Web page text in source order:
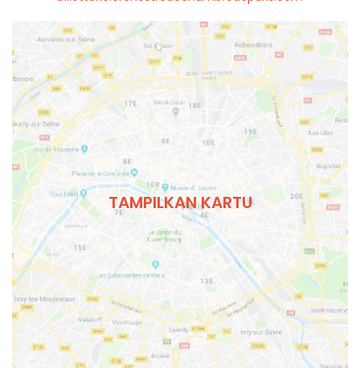
TAMPILKAN KARTU